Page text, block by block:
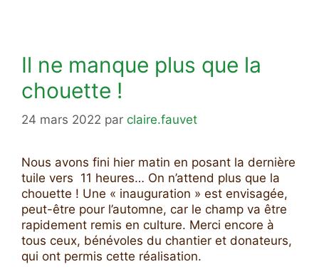
Il ne manque plus que la
chouette !
24 mars 2022 par claire.fauvet
Nous avons fini hier matin en posant la dernière
tuile vers 11 heures… On n’attend plus que la
chouette ! Une « inauguration » est envisagée,
peut-être pour l’automne, car le champ va être
rapidement remis en culture. Merci encore à
tous ceux, bénévoles du chantier et donateurs,
qui ont permis cette réalisation.